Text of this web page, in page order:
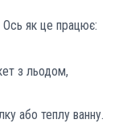
Ось як це працює:
з льодом,
або теплу ванну.